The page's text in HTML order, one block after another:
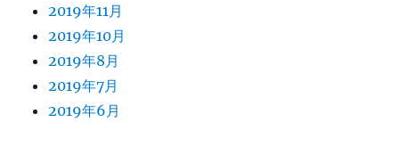
2019年11月
2019年10月
2019年8月
2019年7月
2019年6月